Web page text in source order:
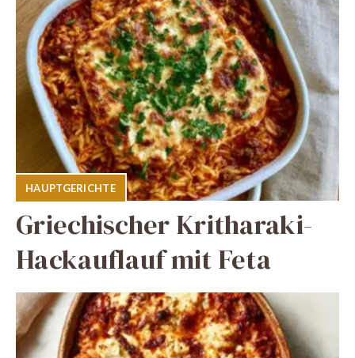
HAUPTGERICHTE
Griechischer Kritharaki-
Hackauflauf mit Feta